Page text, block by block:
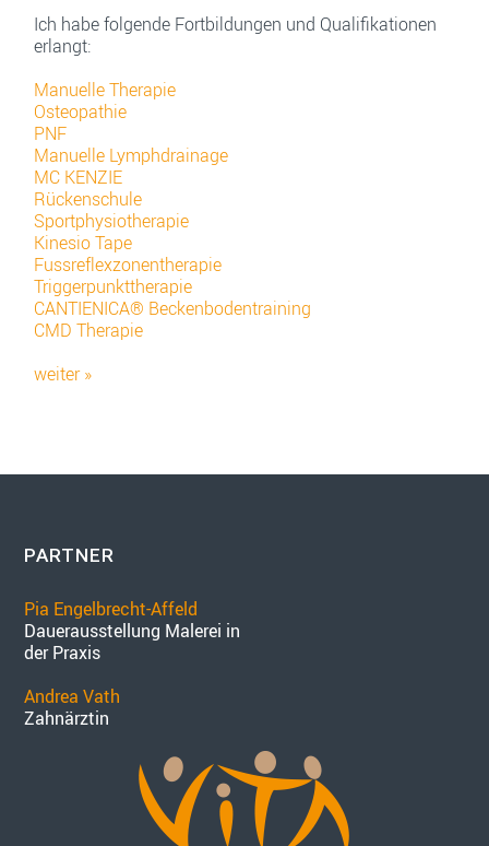
Ich habe folgende Fortbildungen und Qualifikationen
erlangt:
Manuelle Therapie
Osteopathie
PNF
Manuelle Lymphdrainage
MC KENZIE
Rückenschule
Sportphysiotherapie
Kinesio Tape
Fussreflexzonentherapie
Triggerpunkttherapie
CANTIENICA® Beckenbodentraining
CMD Therapie
weiter »
PARTNER
Pia Engelbrecht-Affeld
Dauerausstellung Malerei in
der Praxis
Andrea Vath
Zahnärztin